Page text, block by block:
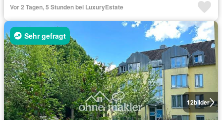
Vor 2 Tagen, 5 Stunden bei LuxuryEstate
12bilder
Sehr gefragt